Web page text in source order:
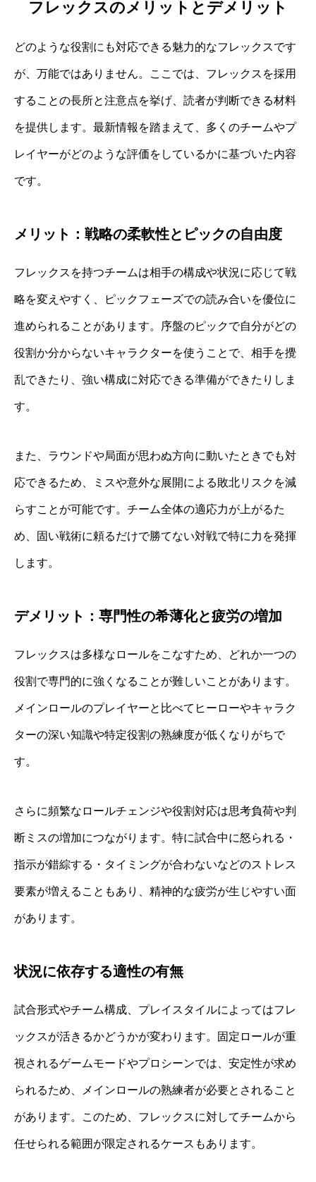
フレックスのメリットとデメリット
どのような役割にも対応できる魅力的なフレックスです
が、万能ではありません。ここでは、フレックスを採用
することの長所と注意点を挙げ、読者が判断できる材料
を提供します。最新情報を踏まえて、多くのチームやプ
レイヤーがどのような評価をしているかに基づいた内容
です。
メリット：戦略の柔軟性とピックの自由度
フレックスを持つチームは相手の構成や状況に応じて戦
略を変えやすく、ピックフェーズでの読み合いを優位に
進められることがあります。序盤のピックで自分がどの
役割か分からないキャラクターを使うことで、相手を攪
乱できたり、強い構成に対応できる準備ができたりしま
す。
また、ラウンドや局面が思わぬ方向に動いたときでも対
応できるため、ミスや意外な展開による敗北リスクを減
らすことが可能です。チーム全体の適応力が上がるた
め、固い戦術に頼るだけで勝てない対戦で特に力を発揮
します。
デメリット：専門性の希薄化と疲労の増加
フレックスは多様なロールをこなすため、どれか一つの
役割で専門的に強くなることが難しいことがあります。
メインロールのプレイヤーと比べてヒーローやキャラク
ターの深い知識や特定役割の熟練度が低くなりがちで
す。
さらに頻繁なロールチェンジや役割対応は思考負荷や判
断ミスの増加につながります。特に試合中に怒られる・
指示が錯綜する・タイミングが合わないなどのストレス
要素が増えることもあり、精神的な疲労が生じやすい面
があります。
状況に依存する適性の有無
試合形式やチーム構成、プレイスタイルによってはフレ
ックスが活きるかどうかが変わります。固定ロールが重
視されるゲームモードやプロシーンでは、安定性が求め
られるため、メインロールの熟練者が必要とされること
があります。このため、フレックスに対してチームから
任せられる範囲が限定されるケースもあります。